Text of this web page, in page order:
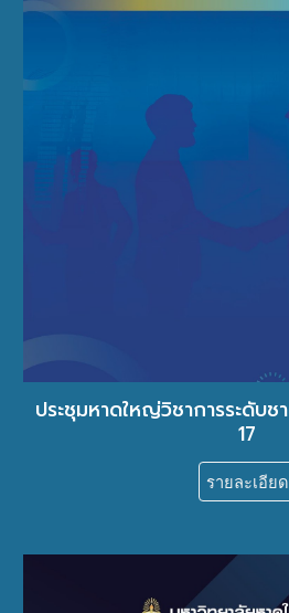
ประชุมหาดใหญ่วิชาการระดับช
17
รายละเอียด